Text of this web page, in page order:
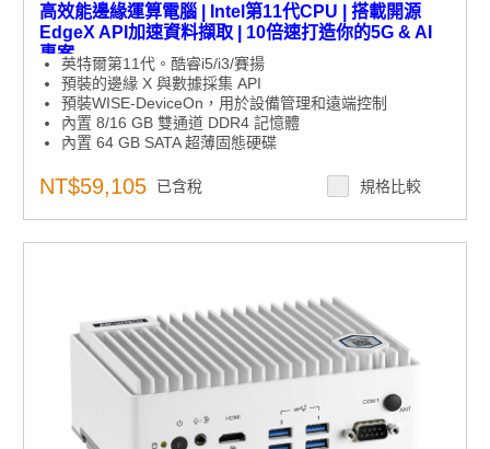
高效能邊緣運算電腦 | Intel第11代CPU | 搭載開源
EdgeX API加速資料擷取 | 10倍速打造你的5G & AI
專案
英特爾第11代。酷睿i5/i3/賽揚
預裝的邊緣 X 與數據採集 API
預裝WISE-DeviceOn，用於設備管理和遠端控制
內置 8/16 GB 雙通道 DDR4 記憶體
內置 64 GB SATA 超薄固態硬碟
相容英特爾 Movidius Myriad X VPU 支援的可選 VEGA-
330 AI 模組
面向人工智慧和深度學習的英特爾 VNNI 支援
支援WISE-DeviceOn，可大規模快速部署AI
NT$59,105 已含稅 規格比較